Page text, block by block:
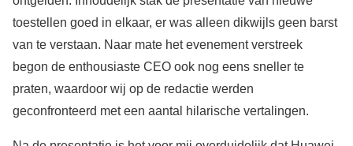
toestellen goed in elkaar, er was alleen dikwijls geen barst
van te verstaan. Naar mate het evenement verstreek
begon de enthousiaste CEO ook nog eens sneller te
praten, waardoor wij op de redactie werden
geconfronteerd met een aantal hilarische vertalingen.